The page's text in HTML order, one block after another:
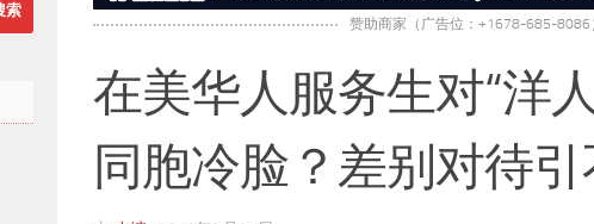
赞助商家（广告位：+1678-685-8086
在美华人服务生对“洋
同胞冷脸？差别对待引